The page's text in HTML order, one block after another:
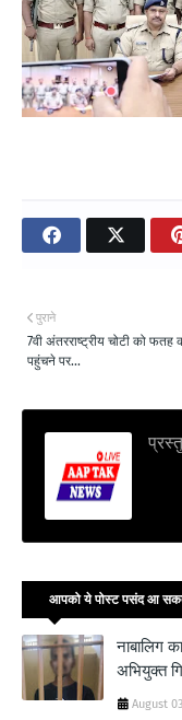
पुराने
7वी अंतरराष्ट्रीय चोटी को फतह
पहुंचने पर...
आपको ये पोस्ट पसंद आ
नाबालिग
अभियुक्त
August